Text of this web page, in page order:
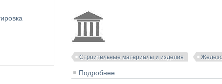
Строительные материалы и изделия
Подробнее